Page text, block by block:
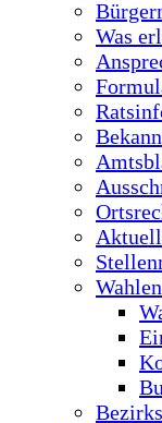
Was
Wahlen